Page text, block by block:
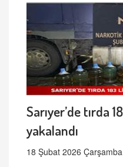
Sarıyer’de tırda
yakalandı
18 Şubat 2026 Çarşamba